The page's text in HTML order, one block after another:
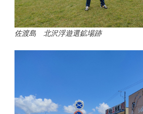
佐渡島 北沢浮遊選鉱場跡